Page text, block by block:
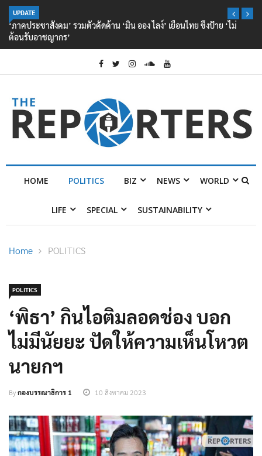
UPDATE
‘ภาคประชาสังคม’ รวมตัวคัดค้าน ‘มิน ออง ไลง์’ เยือนไทย ขึงป้าย ‘ไม่
ต้อนรับอาชญากร’
HOME POLITICS BIZ NEWS WORLD
LIFE SPECIAL SUSTAINABILITY
Home POLITICS
POLITICS
‘พิธา’ กินไอติมลอดช่อง บอก
ไม่มีนัยยะ ปัดให้ความเห็นโหวต
นายกฯ
Byกองบรรณาธิการ 1 10 สิงหาคม 2023